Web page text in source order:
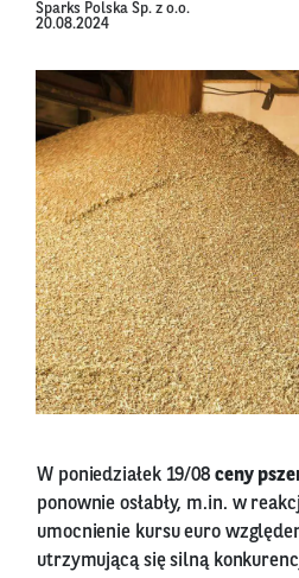
Sparks Polska Sp. z o.o.
20.08.2024
W poniedziałek 19/08 ceny
ponownie osłabły, m.in. w
umocnienie kursu euro
utrzymującą się silną